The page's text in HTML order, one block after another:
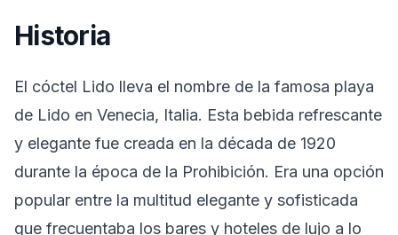
Historia
El cóctel Lido lleva el nombre de la famosa playa
de Lido en Venecia, Italia. Esta bebida refrescante
y elegante fue creada en la década de 1920
durante la época de la Prohibición. Era una opción
popular entre la multitud elegante y sofisticada
que frecuentaba los bares y hoteles de lujo a lo